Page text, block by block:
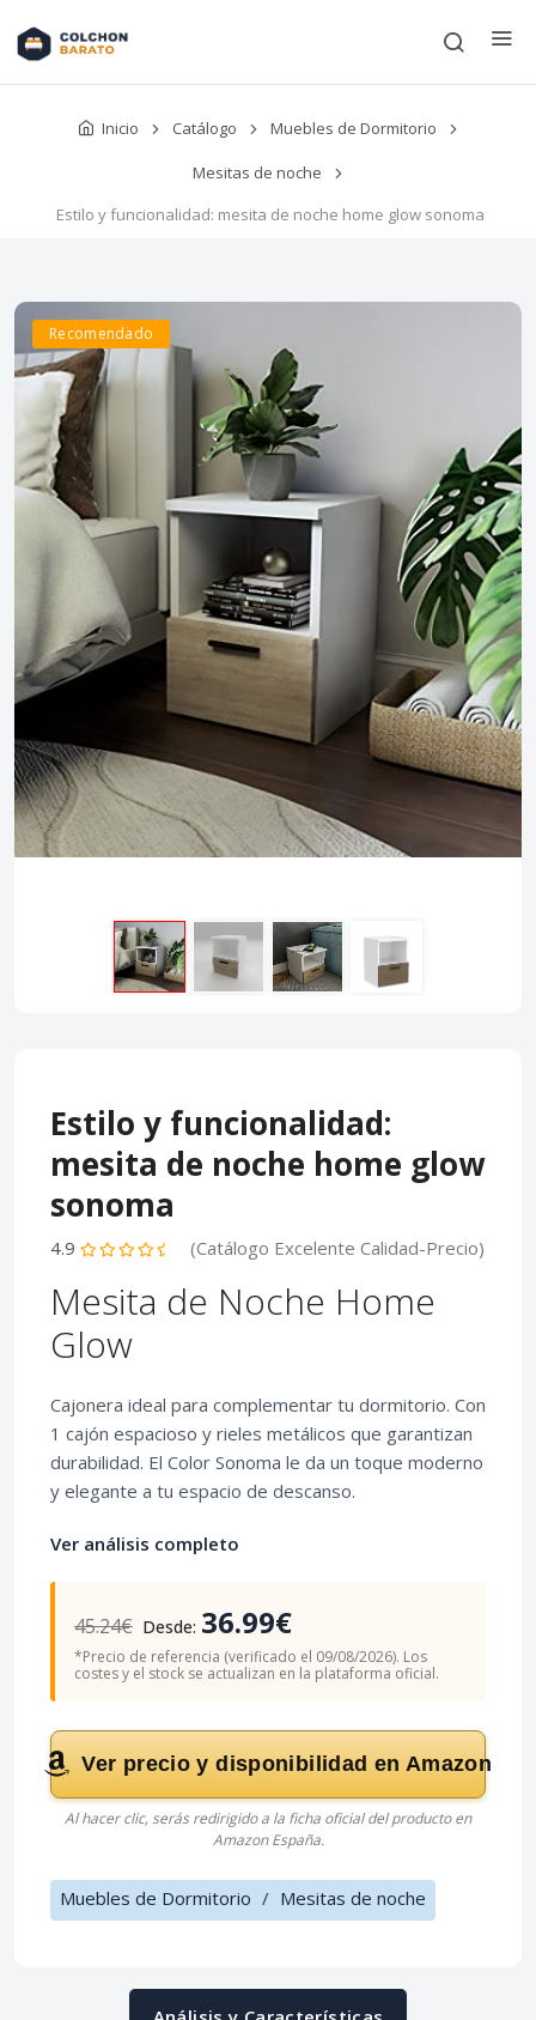
Inicio Catálogo Muebles de Dormitorio
Mesitas de noche
Estilo y funcionalidad: mesita de noche home glow sonoma
Recomendado
Estilo y funcionalidad:
mesita de noche home glow
sonoma
4.9 (Catálogo Excelente Calidad-Precio)
Mesita de Noche Home
Glow
Cajonera ideal para complementar tu dormitorio. Con
1 cajón espacioso y rieles metálicos que garantizan
durabilidad. El Color Sonoma le da un toque moderno
y elegante a tu espacio de descanso.
Ver análisis completo
45.24€ Desde: 36.99€
*Precio de referencia (verificado el 09/08/2026). Los
costes y el stock se actualizan en la plataforma oficial.
Ver precio y disponibilidad en Amazon
Al hacer clic, serás redirigido a la ficha oficial del producto en
Amazon España.
Muebles de Dormitorio / Mesitas de noche